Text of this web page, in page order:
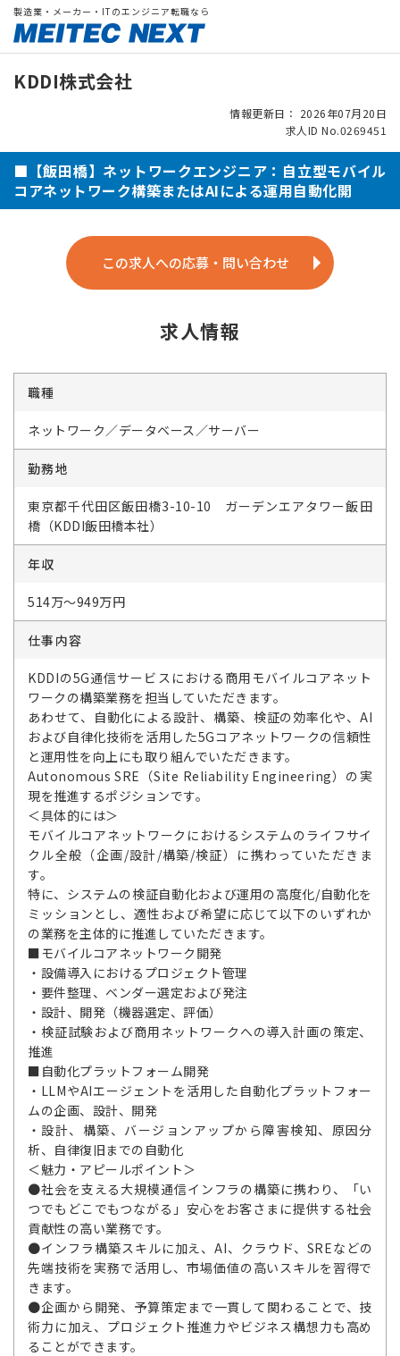
製造業・メーカー・ITのエンジニア転職なら
KDDI株式会社
情報更新日： 2026年07月20日
求人ID No.0269451
■【飯田橋】ネットワークエンジニア：自立型モバイル
コアネットワーク構築またはAIによる運用自動化開
この求人への応募・問い合わせ
求人情報
職種
ネットワーク／データベース／サーバー
勤務地
東京都千代田区飯田橋3-10-10 ガーデンエアタワー飯田
橋（KDDI飯田橋本社）
年収
514万～949万円
仕事内容
KDDIの5G通信サービスにおける商用モバイルコアネット
ワークの構築業務を担当していただきます。
あわせて、自動化による設計、構築、検証の効率化や、AI
および自律化技術を活用した5Gコアネットワークの信頼性
と運用性を向上にも取り組んでいただきます。
Autonomous SRE（Site Reliability Engineering）の実
現を推進するポジションです。
＜具体的には＞
モバイルコアネットワークにおけるシステムのライフサイ
クル全般（企画/設計/構築/検証）に携わっていただきま
す。
特に、システムの検証自動化および運用の高度化/自動化を
ミッションとし、適性および希望に応じて以下のいずれか
の業務を主体的に推進していただきます。
■モバイルコアネットワーク開発
・設備導入におけるプロジェクト管理
・要件整理、ベンダー選定および発注
・設計、開発（機器選定、評価）
・検証試験および商用ネットワークへの導入計画の策定、
推進
■自動化プラットフォーム開発
・LLMやAIエージェントを活用した自動化プラットフォー
ムの企画、設計、開発
・設計、構築、バージョンアップから障害検知、原因分
析、自律復旧までの自動化
＜魅力・アピールポイント＞
●社会を支える大規模通信インフラの構築に携わり、「い
つでもどこでもつながる」安心をお客さまに提供する社会
貢献性の高い業務です。
●インフラ構築スキルに加え、AI、クラウド、SREなどの
先端技術を実務で活用し、市場価値の高いスキルを習得で
きます。
●企画から開発、予算策定まで一貫して関わることで、技
術力に加え、プロジェクト推進力やビジネス構想力も高め
ることができます。